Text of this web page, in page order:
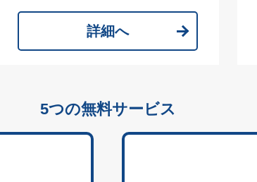
詳細へ
5つの無料サービス